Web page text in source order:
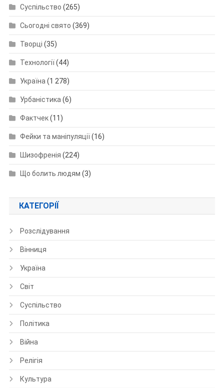
Суспільство (265)
Сьогодні свято (369)
Творці (35)
Технології(44)
Україна (1 278)
Урбаністика (6)
Фактчек(11)
Фейки та маніпуляції(16)
Шизофренія (224)
Що болить людям (3)
КАТЕГОРІЇ
Розслідування
Вінниця
Україна
Світ
Суспільство
Політика
Війна
Релігія
Культура